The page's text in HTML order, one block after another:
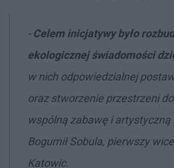
- Celem inicjatywy było
ekologicznej świadomości
w nich odpowiedzialnej
oraz stworzenie przestrzeni
wspólną zabawę i
Bogumił Sobula, pierwszy
Katowic.